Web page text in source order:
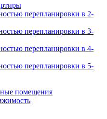
перепланировки в 2-
перепланировки в 3-
перепланировки в 4-
перепланировки в 5-
помещения